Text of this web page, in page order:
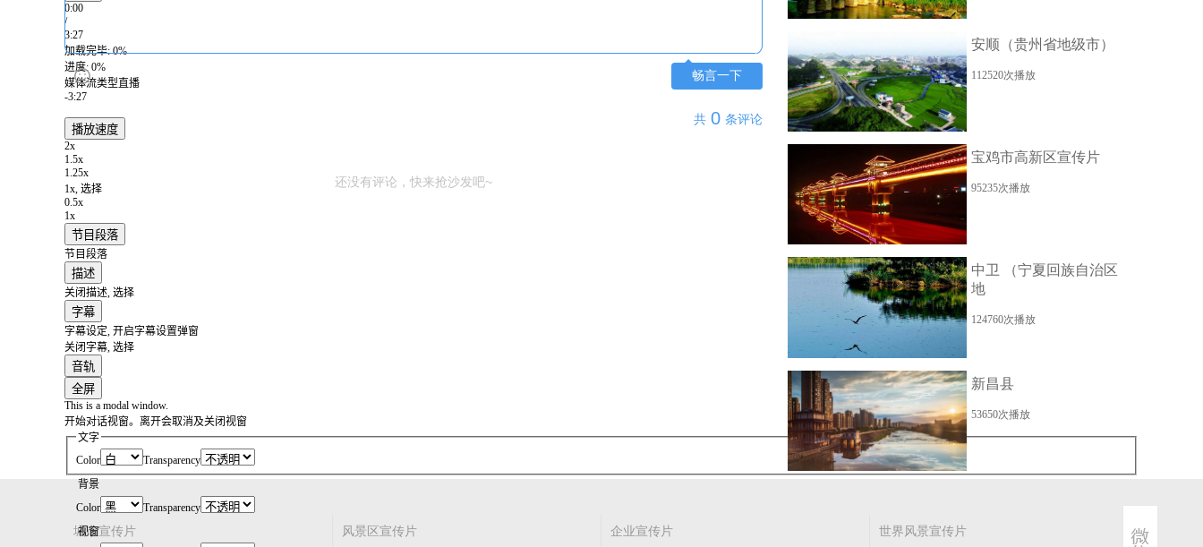
0:00
/
3:27
加载完毕: 0%
进度: 0%
媒体流类型直播
-3:27
播放速度
2x
1.5x
1.25x
1x , 选择
0.5x
1x
节目段落
节目段落
描述
关闭描述 , 选择
字幕
字幕设定 , 开启字幕设置弹窗
关闭字幕 , 选择
音轨
全屏
This is a modal window.
开始对话视窗。离开会取消及关闭视窗
文字
Color
Transparency
背景
Color
Transparency
视窗
畅言一下
共 0 条评论
还没有评论，快来抢沙发吧~
安顺（贵州省地级市）
112520次播放
宝鸡市高新区宣传片
95235次播放
中卫 （宁夏回族自治区
地
124760次播放
新昌县
53650次播放
城市宣传片 风景区宣传片 企业宣传片 世界风景宣传片